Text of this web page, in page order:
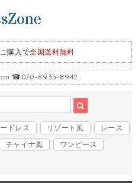
購入で全国送料無料
☎070-8935-8942
ドレス リゾート風
レース
チャイナ風
ワンピース